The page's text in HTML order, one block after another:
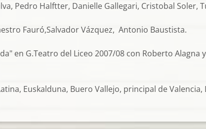
Pedro Halftter, Danielle Gallegari, Cristobal Soler,
Fauró,Salvador Vázquez, Antonio Baustista.
en G.Teatro del Liceo 2007/08 con Roberto Alagna
Euskalduna, Buero Vallejo, principal de